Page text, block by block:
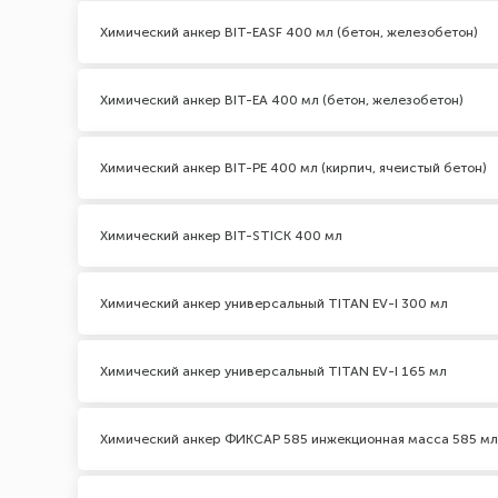
Химический анкер BIT-EASF 400 мл (бетон, железобетон)
Химический анкер BIT-EA 400 мл (бетон, железобетон)
Химический анкер BIT-PE 400 мл (кирпич, ячеистый бетон)
Химический анкер BIT-STICK 400 мл
Химический анкер универсальный TITAN EV-I 300 мл
Химический анкер универсальный TITAN EV-I 165 мл
Химический анкер ФИКСАР 585 инжекционная масса 585 мл